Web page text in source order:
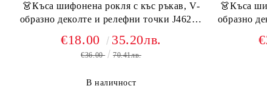
👗Къса шифонена рокля с къс ръкав, V-
образно деколте и релефни точки J46208
€18.00 35.20лв.
€36.00 70.41лв.
В наличност
👗Къса
образно